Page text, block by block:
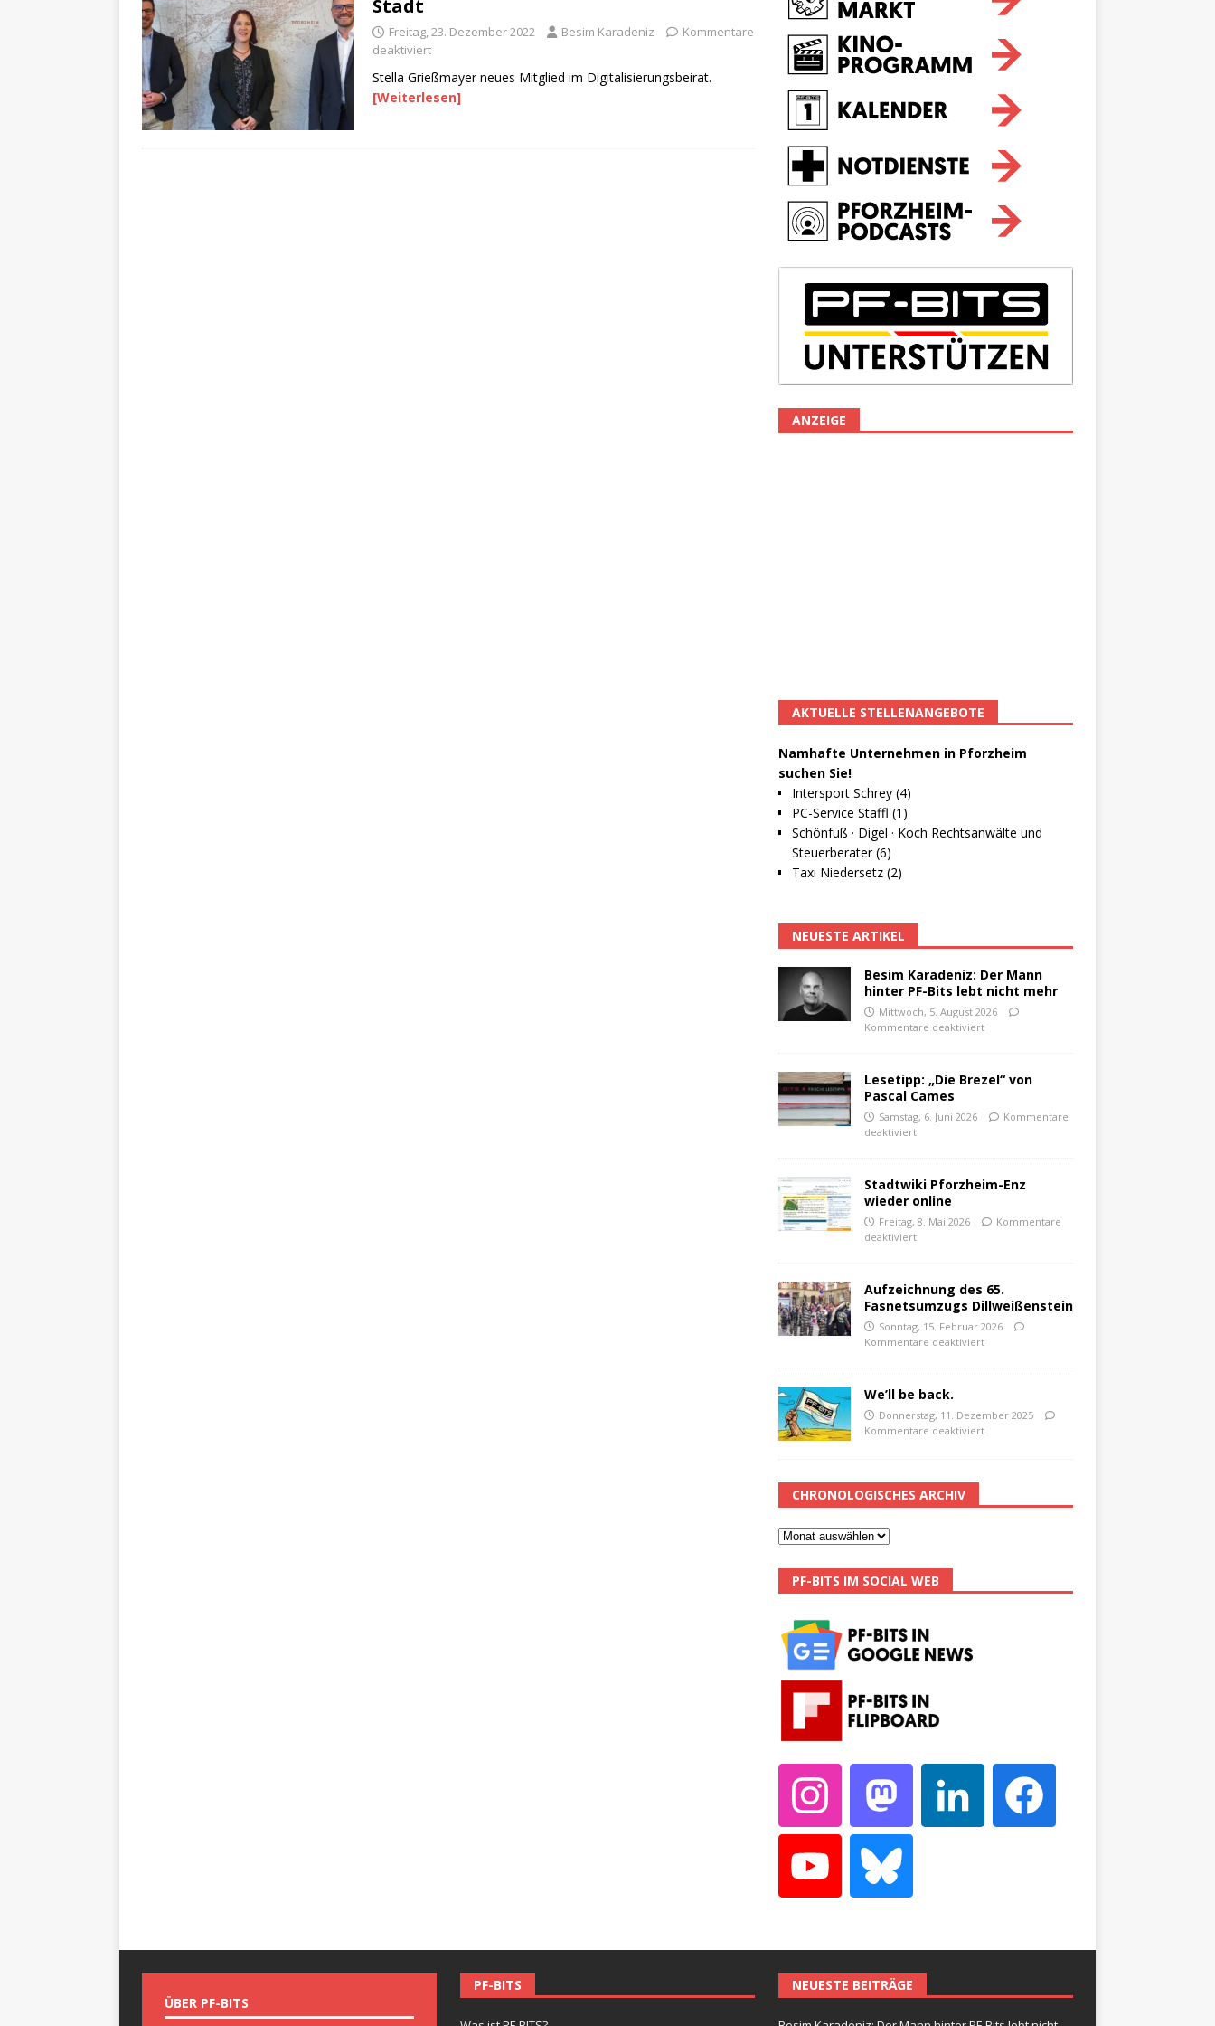
Stadt
Freitag, 23. Dezember 2022 Besim Karadeniz
Kommentare
deaktiviert
Stella Grießmayer neues Mitglied im Digitalisierungsbeirat.
[Weiterlesen]
ANZEIGE
AKTUELLE STELLENANGEBOTE
Namhafte Unternehmen in Pforzheim
suchen Sie!
Intersport Schrey (4)
PC-Service Staffl (1)
Schönfuß · Digel · Koch Rechtsanwälte und
Steuerberater (6)
Taxi Niedersetz (2)
NEUESTE ARTIKEL
Besim Karadeniz: Der Mann
hinter PF-Bits lebt nicht mehr
Mittwoch, 5. August 2026
Kommentare deaktiviert
Lesetipp: „Die Brezel“ von
Pascal Cames
Samstag, 6. Juni 2026
Kommentare
deaktiviert
Stadtwiki Pforzheim-Enz
wieder online
Freitag, 8. Mai 2026
Kommentare
deaktiviert
Aufzeichnung des 65.
Fasnetsumzugs Dillweißenstein
Sonntag, 15. Februar 2026
Kommentare deaktiviert
We’ll be back.
Donnerstag, 11. Dezember 2025
Kommentare deaktiviert
CHRONOLOGISCHES ARCHIV
PF-BITS IM SOCIAL WEB
ÜBER PF-BITS
PF-BITS NEUESTE BEITRÄGE